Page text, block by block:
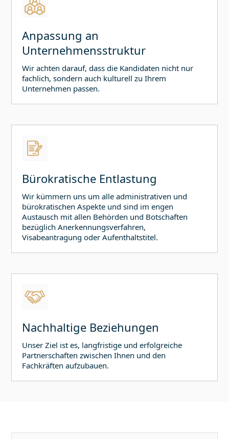
Anpassung an
Unternehmensstruktur
Wir achten darauf, dass die Kandidaten nicht nur
fachlich, sondern auch kulturell zu Ihrem
Unternehmen passen.
Bürokratische Entlastung
Wir kümmern uns um alle administrativen und
bürokratischen Aspekte und sind im engen
Austausch mit allen Behörden und Botschaften
bezüglich Anerkennungsverfahren,
Visabeantragung oder Aufenthaltstitel.
Nachhaltige Beziehungen
Unser Ziel ist es, langfristige und erfolgreiche
Partnerschaften zwischen Ihnen und den
Fachkräften aufzubauen.